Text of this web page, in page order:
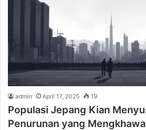
admin April 17, 2025 19
Populasi Jepang Kian
Penurunan yang